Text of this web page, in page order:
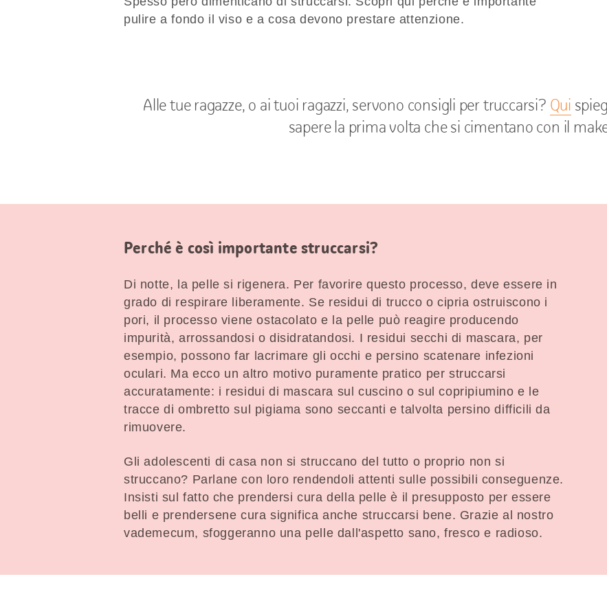
pulire a fondo il viso e a cosa devono prestare attenzione.
Alle tue ragazze, o ai tuoi ragazzi, servono consigli per truccarsi? Qui
sapere la prima volta che si cimentano con il
Perché è così importante struccarsi?
Di notte, la pelle si rigenera. Per favorire questo processo, deve essere in
grado di respirare liberamente. Se residui di trucco o cipria ostruiscono i
pori, il processo viene ostacolato e la pelle può reagire producendo
impurità, arrossandosi o disidratandosi. I residui secchi di mascara, per
esempio, possono far lacrimare gli occhi e persino scatenare infezioni
oculari. Ma ecco un altro motivo puramente pratico per struccarsi
accuratamente: i residui di mascara sul cuscino o sul copripiumino e le
tracce di ombretto sul pigiama sono seccanti e talvolta persino difficili da
rimuovere.
Gli adolescenti di casa non si struccano del tutto o proprio non si
struccano? Parlane con loro rendendoli attenti sulle possibili conseguenze.
Insisti sul fatto che prendersi cura della pelle è il presupposto per essere
belli e prendersene cura significa anche struccarsi bene. Grazie al nostro
vademecum, sfoggeranno una pelle dall'aspetto sano, fresco e radioso.